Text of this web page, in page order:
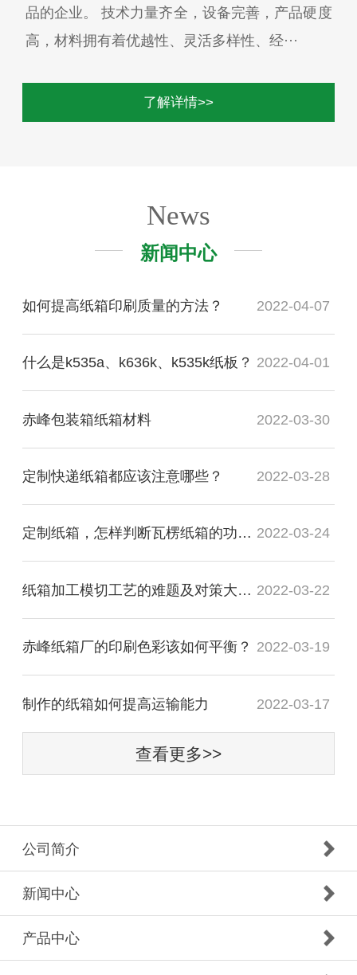
品的企业。 技术力量齐全，设备完善，产品硬度
高，材料拥有着优越性、灵活多样性、经···
了解详情>>
News
新闻中心
如何提高纸箱印刷质量的方法？ 2022-04-07
什么是k535a、k636k、k535k纸板？ 2022-04-01
赤峰包装箱纸箱材料 2022-03-30
定制快递纸箱都应该注意哪些？ 2022-03-28
定制纸箱，怎样判断瓦楞纸箱的功能质量是否合格？ 2022-03-24
纸箱加工模切工艺的难题及对策大盘点 2022-03-22
赤峰纸箱厂的印刷色彩该如何平衡？ 2022-03-19
制作的纸箱如何提高运输能力 2022-03-17
查看更多>>
公司简介
新闻中心
产品中心